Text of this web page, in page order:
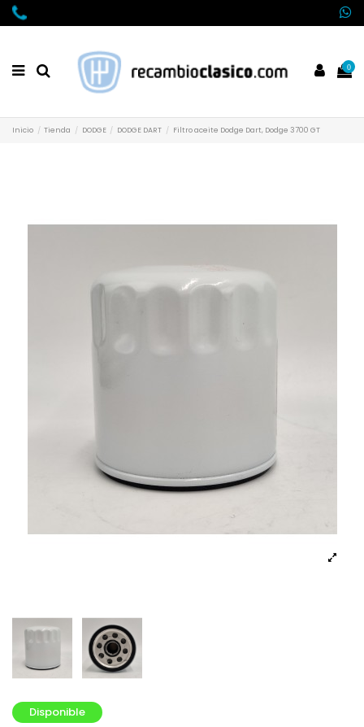
0
Inicio Tienda DODGE DODGE DART Filtro aceite Dodge Dart, Dodge 3700 GT
Disponible